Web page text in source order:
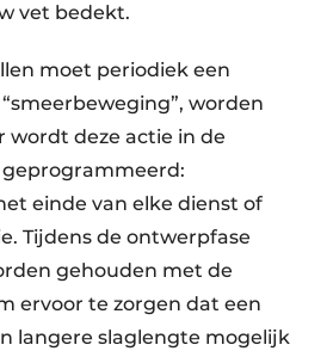
vet bedekt.
moet periodiek een
worden
wordt deze actie in de
einde van elke dienst of
Tijdens de ontwerpfase
gehouden met de
ervoor te zorgen dat een
langere slaglengte mogelijk